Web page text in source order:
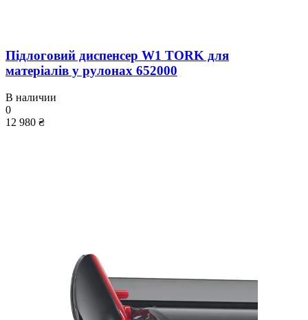
Підлоговий диспенсер W1 TORK для
матеріалів у рулонах 652000
В наличии
0
12 980 ₴